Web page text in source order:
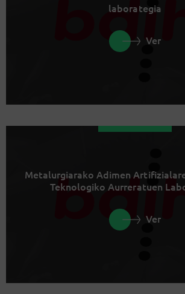
laborategia
Ver
Metalurgiarako Adimen
Teknologiko Aurreratuen
Ver